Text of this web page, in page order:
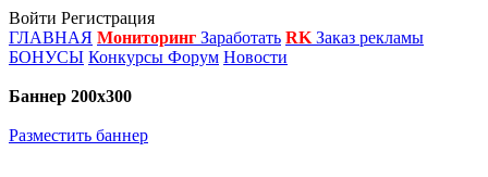
Войти Регистрация
ГЛАВНАЯ Мониторинг Заработать RK Заказ рекламы
БОНУСЫ Конкурсы Форум Новости
Баннер 200х300
Разместить баннер